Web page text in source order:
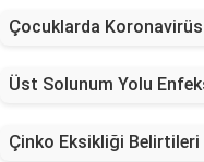
Çocuklarda
Üst Solunum Yolu
Çinko Eksikliği Belirtileri